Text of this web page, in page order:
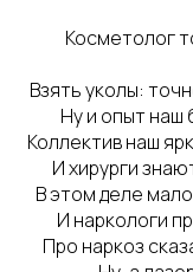
Косметолог
Взять уколы:
Ну и опыт наш
Коллектив наш
И хирурги
В этом деле
И наркологи
Про наркоз